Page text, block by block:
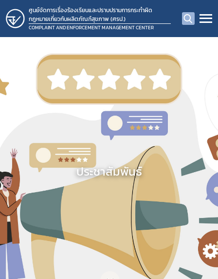
ศูนย์จัดการเรื่องร้องเรียนและปราบปรามการกระทำผิด
กฎหมายเกี่ยวกับผลิตภัณฑ์สุขภาพ (ศรป.)
COMPLAINT AND ENFORCEMENT MANAGEMENT CENTER
ประชาสัมพันธ์